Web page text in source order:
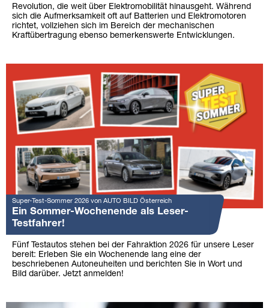
Revolution, die weit über Elektromobilität hinausgeht. Während
sich die Aufmerksamkeit oft auf Batterien und Elektromotoren
richtet, vollziehen sich im Bereich der mechanischen
Kraftübertragung ebenso bemerkenswerte Entwicklungen.
Super-Test-Sommer 2026 von AUTO BILD Österreich
Ein Sommer-Wochenende als Leser-
Testfahrer!
Fünf Testautos stehen bei der Fahraktion 2026 für unsere Leser
bereit: Erleben Sie ein Wochenende lang eine der
beschriebenen Autoneuheiten und berichten Sie in Wort und
Bild darüber. Jetzt anmelden!